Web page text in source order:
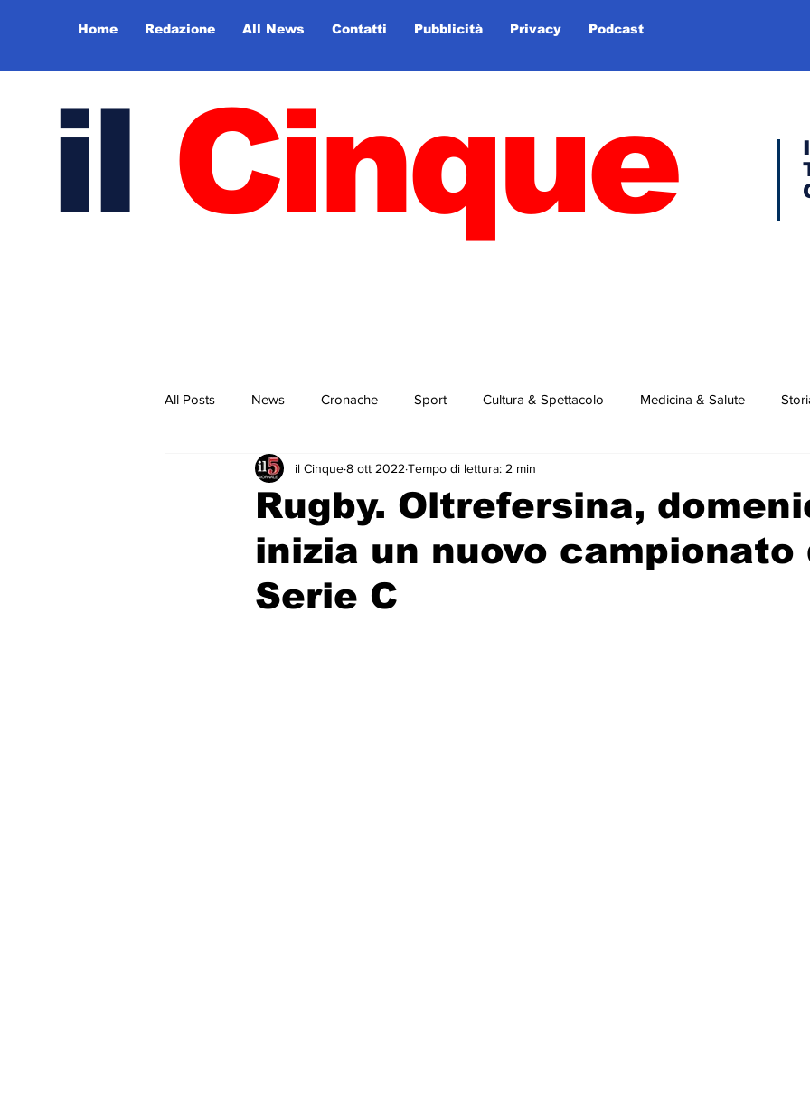
Home Redazione All News Contatti Pubblicità Privacy Podcast
il Cinque
All Posts News Cronache Sport Cultura & Spettacolo Medicina & Salute
Rubriche & Curiosità Sport in primo piano
Rugby. Oltrefersina,
inizia un nuovo campionato
Serie C
il Cinque8 ott 2022 Tempo di lettura: 2 min